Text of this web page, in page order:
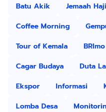
Batu Akik
Jemaah Haji
Coffee Morning
Tour of Kemala
BRImo
Cagar Budaya
Duta
Ekspor
Informasi
Lomba Desa